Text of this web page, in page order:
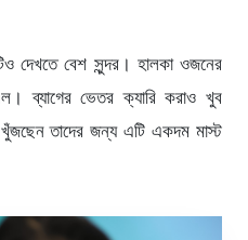
দেখতে বেশ সুন্দর। হালকা ওজনের
ব্যাগের ভেতর ক্যারি করাও খুব
তাদের জন্য এটি একদম মাস্ট